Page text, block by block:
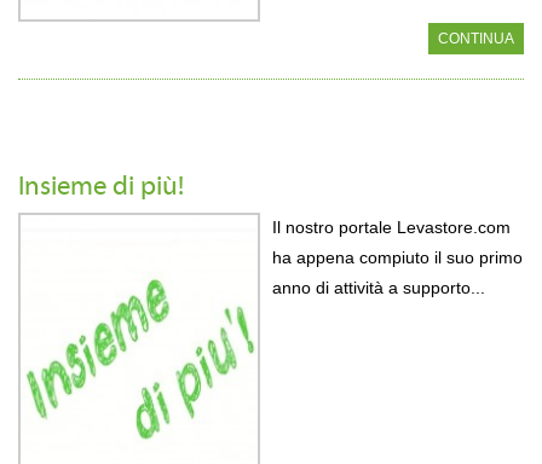
CONTINUA
Insieme di più!
Il nostro portale Levastore.com
ha appena compiuto il suo primo
anno di attività a supporto...